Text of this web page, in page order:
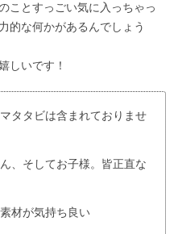
ことすっごい気に入っちゃっ
な何かがあるんでしょう
しいです！
タタビは含まれておりませ
、そしてお子様。皆正直な
材が気持ち良い